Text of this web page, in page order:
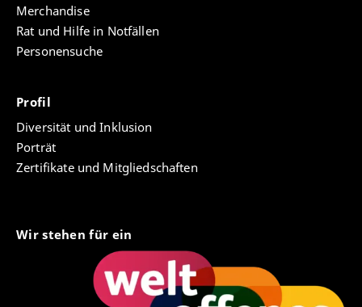
Merchandise
Rat und Hilfe in Notfällen
Personensuche
Profil
Diversität und Inklusion
Porträt
Zertifikate und Mitgliedschaften
Wir stehen für ein